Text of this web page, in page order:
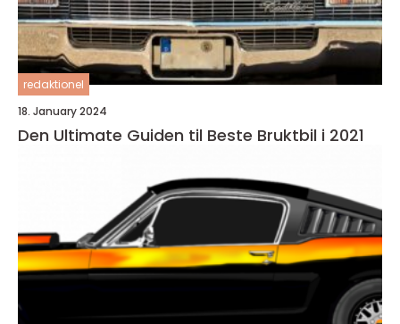
redaktionel
18. January 2024
Den Ultimate Guiden til Beste Bruktbil i 2021